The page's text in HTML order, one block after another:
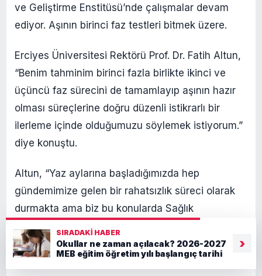
ve Geliştirme Enstitüsü’nde çalışmalar devam
ediyor. Aşının birinci faz testleri bitmek üzere.
Erciyes Üniversitesi Rektörü Prof. Dr. Fatih Altun,
“Benim tahminim birinci fazla birlikte ikinci ve
üçüncü faz sürecini de tamamlayıp aşının hazır
olması süreçlerine doğru düzenli istikrarlı bir
ilerleme içinde olduğumuzu söylemek istiyorum.”
diye konuştu.
Altun, “Yaz aylarına başladığımızda hep
gündemimize gelen bir rahatsızlık süreci olarak
durmakta ama biz bu konularda Sağlık
Bakanlığımızla koordineli bir şekilde sağlık
müdürlüğümüzle koordineli bir şekilde
çalışmalarımızı devam ettiriyoruz.” dedi.
SIRADAKI HABER
Okullar ne zaman açılacak? 2026-2027
MEB eğitim öğretim yılı başlangıç tarihi
›